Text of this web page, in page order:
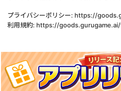
プライバシーポリシー: https://
利用規約: https://